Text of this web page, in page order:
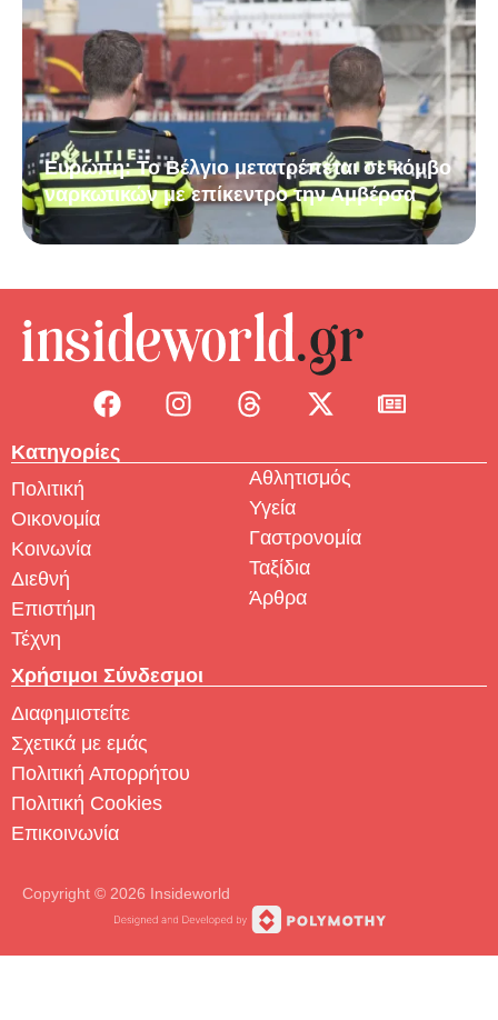
Ευρώπη: Το Βέλγιο μετατρέπεται σε κόμβο
ναρκωτικών με επίκεντρο την Αμβέρσα
Κατηγορίες
Πολιτική
Οικονομία
Κοινωνία
Διεθνή
Επιστήμη
Τέχνη
Αθλητισμός
Υγεία
Γαστρονομία
Ταξίδια
Άρθρα
Χρήσιμοι Σύνδεσμοι
Διαφημιστείτε
Σχετικά με εμάς
Πολιτική Απορρήτου
Πολιτική Cookies
Επικοινωνία
Copyright © 2026 Insideworld